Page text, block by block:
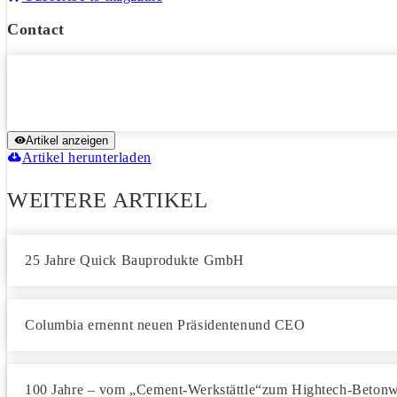
Contact
Artikel anzeigen
Artikel herunterladen
WEITERE ARTIKEL
25 Jahre Quick Bauprodukte GmbH
Columbia ernennt neuen Präsidentenund CEO
100 Jahre – vom „Cement-Werkstättle“zum Hightech-